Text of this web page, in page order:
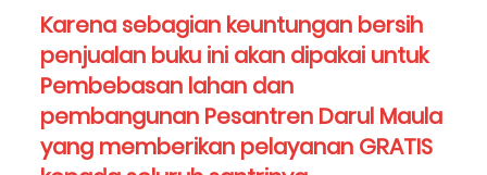
Karena sebagian keuntungan bersih
penjualan buku ini akan dipakai untuk
Pembebasan lahan dan
pembangunan Pesantren Darul Maula
yang memberikan pelayanan GRATIS